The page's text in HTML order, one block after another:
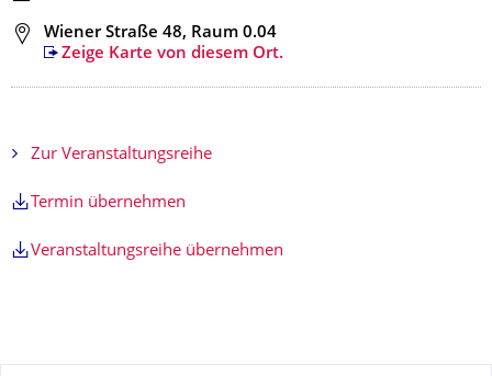
Adresse
Wiener Straße 48, Raum 0.04
Zeige Karte von diesem Ort.
Zur Veranstaltungsreihe
Termin übernehmen
Veranstaltungsreihe übernehmen